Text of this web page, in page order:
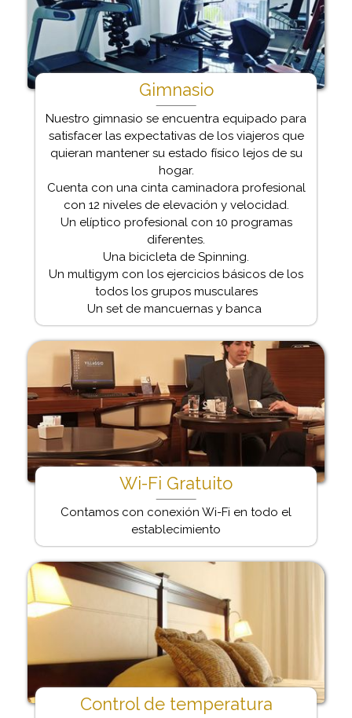
Gimnasio
Nuestro gimnasio se encuentra equipado para
satisfacer las expectativas de los viajeros que
quieran mantener su estado físico lejos de su
hogar.
Cuenta con una cinta caminadora profesional
con 12 niveles de elevación y velocidad.
Un elíptico profesional con 10 programas
diferentes.
Una bicicleta de Spinning.
Un multigym con los ejercicios básicos de los
todos los grupos musculares
Un set de mancuernas y banca
Wi-Fi Gratuito
Contamos con conexión Wi-Fi en todo el
establecimiento
Control de temperatura